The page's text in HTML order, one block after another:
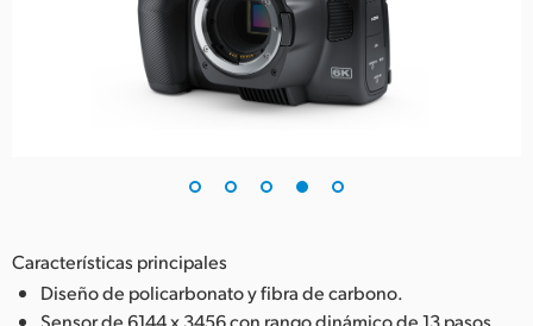
Características principales
Diseño de policarbonato y fibra de carbono.